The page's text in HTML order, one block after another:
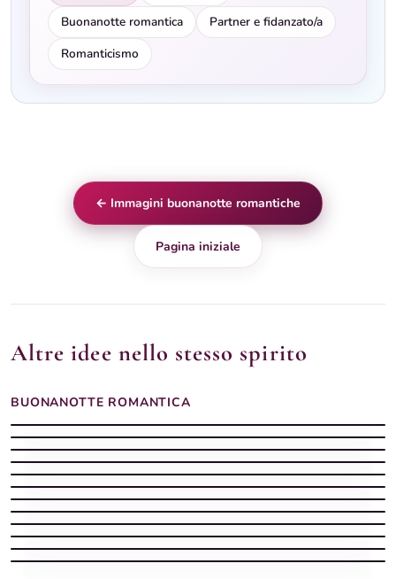
Buonanotte romantica
Partner e fidanzato/a
Romanticismo
Altre idee nello stesso spirito
BUONANOTTE ROMANTICA
Buonanotte romantica luminosa
Buonanotte pergamena
Buonanotte romantica profumata
Frasi buonanotte che colpiscono il cuore finestra gocce
Immagini buonanotte romantiche
Immagini buonanotte romantiche
Immagini buonanotte romantiche
Frasi buonanotte che colpiscono il cuore orsetto peluche
Buona notte buonanotte e sogni d'oro sotto la pioggia insieme
Frasi buonanotte che colpiscono il cuore tra rose dorate e stelle
Buonanotte romantica morbida
← Immagini buonanotte romantiche
Pagina iniziale